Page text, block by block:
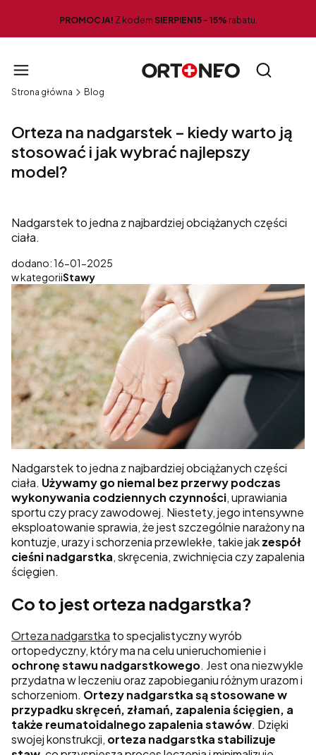
PROMOCJA! Z kodem SIERPIEN15 - 15% rabatu.
Otwórz
Strona główna Blog
Orteza na nadgarstek – kiedy warto ją
stosować i jak wybrać najlepszy
model?
Nadgarstek to jedna z najbardziej obciążanych części
ciała.
dodano: 16-01-2025
w kategoriiStawy
Nadgarstek to jedna z najbardziej obciążanych części
ciała. Używamy go niemal bez przerwy podczas
wykonywania codziennych czynności, uprawiania
sportu czy pracy zawodowej. Niestety, jego intensywne
eksploatowanie sprawia, że jest szczególnie narażony na
kontuzje, urazy i schorzenia przewlekłe, takie jakzespół
cieśni nadgarstka, skręcenia, zwichnięcia czy zapalenia
ścięgien.
Co to jest orteza nadgarstka?
Orteza nadgarstka to specjalistyczny wyrób
ortopedyczny, który ma na celu unieruchomienie i
ochronę stawu nadgarstkowego. Jest ona niezwykle
przydatna w leczeniu oraz zapobieganiu różnym urazom i
schorzeniom. Ortezy nadgarstka są stosowane w
przypadku skręceń, złamań, zapalenia ścięgien, a
także reumatoidalnego zapalenia stawów. Dzięki
swojej konstrukcji, orteza nadgarstka stabilizuje